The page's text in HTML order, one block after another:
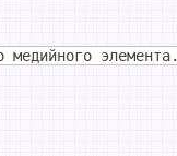
медийного элемента.